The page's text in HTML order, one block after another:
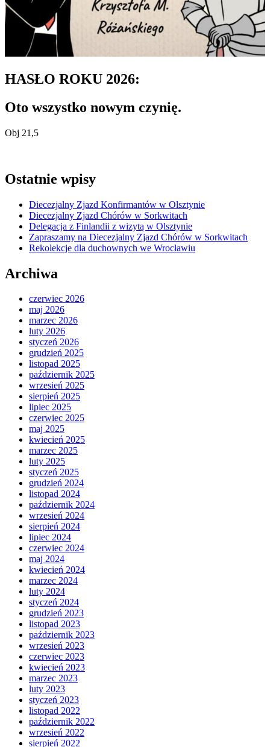
HASŁO ROKU 2026:
Oto wszystko nowym czynię.
Obj 21,5
Ostatnie wpisy
Diecezjalny Zjazd Konfirmantów w Olsztynie
Diecezjalny Zjazd Chórów w Sorkwitach
Delegacja z Finlandii z wizytą w Olsztynie
Zapraszamy na Diecezjalny Zjazd Chórów w Sorkwitach
Rekolekcje dla duchownych we Wrocławiu
Archiwa
czerwiec 2026
maj 2026
marzec 2026
luty 2026
styczeń 2026
grudzień 2025
listopad 2025
październik 2025
wrzesień 2025
sierpień 2025
lipiec 2025
czerwiec 2025
maj 2025
kwiecień 2025
marzec 2025
luty 2025
styczeń 2025
grudzień 2024
listopad 2024
październik 2024
wrzesień 2024
sierpień 2024
lipiec 2024
czerwiec 2024
maj 2024
kwiecień 2024
marzec 2024
luty 2024
styczeń 2024
grudzień 2023
listopad 2023
październik 2023
wrzesień 2023
czerwiec 2023
kwiecień 2023
marzec 2023
luty 2023
styczeń 2023
listopad 2022
październik 2022
wrzesień 2022
sierpień 2022